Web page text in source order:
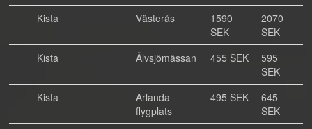
Kista
Västerås
1590
SEK
2070
SEK
Kista
Älvsjömässan 455 SEK
595
SEK
Kista
Arlanda
flygplats
495 SEK
645
SEK